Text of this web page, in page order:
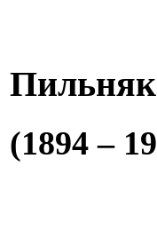
Пильняк
(1894 –